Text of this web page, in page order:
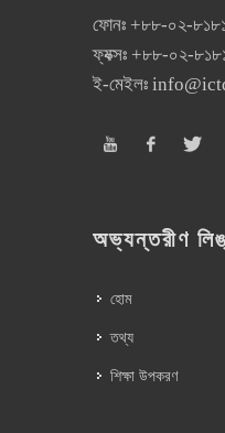
ফোনঃ +৮৮-০২-
ফ্যক্সঃ +৮৮-০২-
ই-মেইলঃ
অভ্যন্তরীণ
হোম
তথ্য
শিক্ষা উপকরণ